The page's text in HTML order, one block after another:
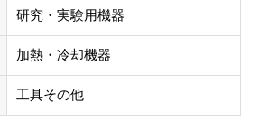
研究・実験用機器
加熱・冷却機器
工具その他